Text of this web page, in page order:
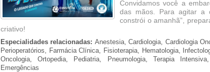
Convidamos você a
das mãos. Para agitar a
constrói o amanhã”,
criativo!
Especialidades relacionadas: Anestesia, Cardiologia, Cardiologia
Perioperatórios, Farmácia Clínica, Fisioterapia, Hematologia,
Oncologia, Ortopedia, Pediatria, Pneumologia, Terapia
Emergências